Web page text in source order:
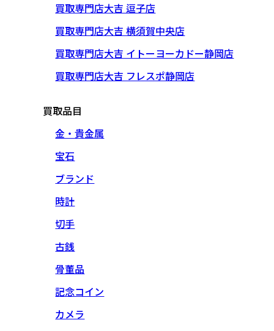
買取専門店大吉 逗子店
買取専門店大吉 横須賀中央店
買取専門店大吉 イトーヨーカドー静岡店
買取専門店大吉 フレスポ静岡店
買取品目
金・貴金属
宝石
ブランド
時計
切手
古銭
骨董品
記念コイン
カメラ